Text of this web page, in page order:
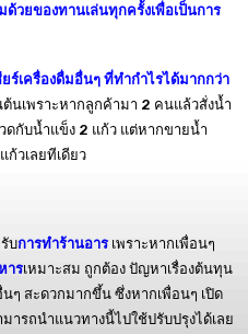
วยของทานเล่นทุกครั้งเพื่อเป็นการ
ร์เครื่องดื่มอื่นๆ ที่ทำกำไรได้มากกว่า
นเพราะหากลูกค้ามา 2 คนแล้วสั่งน้ำ
วดกับน้ำแข็ง 2 แก้ว แต่หากขายน้ำ
ก้วเลยทีเดียว
บการทำร้านอาร เพราะหากเพื่อนๆ
ารเหมาะสม ถูกต้อง ปัญหาเรื่องต้นทุน
ๆ สะดวกมากขึ้น ซึ่งหากเพื่อนๆ เปิด
รถนำแนวทางนี้ไปใช้ปรับปรุงได้เลย